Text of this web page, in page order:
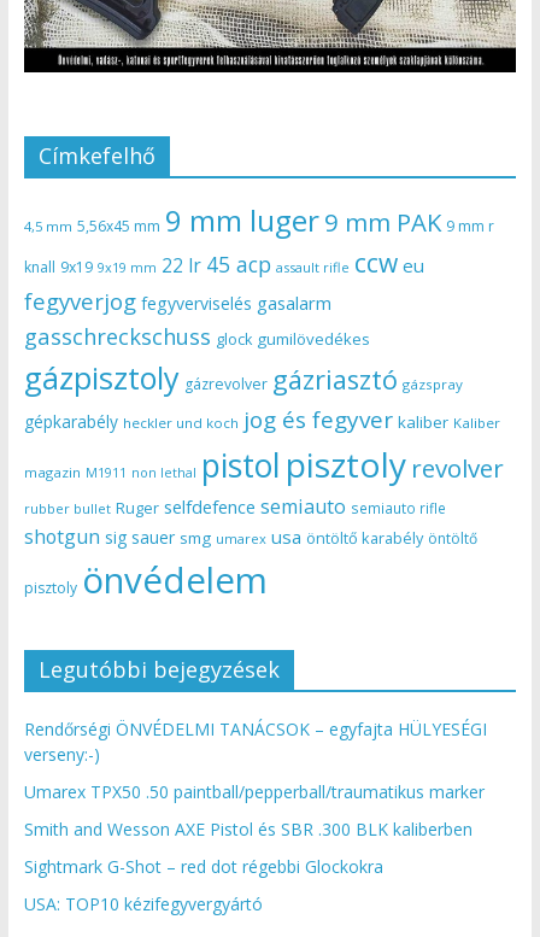
Címkefelhő
4,5 mm 5,56x45 mm 9 mm luger9 mm PAK 9 mm r
knall 9x19 9x19 mm 22 lr 45 acp assault rifle ccw eu
fegyverjog fegyverviselés gasalarm
gasschreckschuss glock gumilövedékes
gázpisztoly gázrevolver gázriasztó gázspray
gépkarabély heckler und koch jog és fegyver kaliber Kaliber
magazin M1911 non lethal pistol pisztoly revolver
rubber bullet Ruger selfdefence semiauto semiauto rifle
shotgun sig sauer smg umarex usa öntöltő karabély öntöltő
pisztoly önvédelem
Legutóbbi bejegyzések
Rendőrségi ÖNVÉDELMI TANÁCSOK – egyfajta HÜLYESÉGI
verseny:-)
Umarex TPX50 .50 paintball/pepperball/traumatikus marker
Smith and Wesson AXE Pistol és SBR .300 BLK kaliberben
Sightmark G-Shot – red dot régebbi Glockokra
USA: TOP10 kézifegyvergyártó